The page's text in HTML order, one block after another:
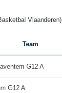
Vlaanderen)
Team
G12 A
G12 A